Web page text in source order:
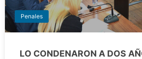
Penales
LO CONDENARON A DOS